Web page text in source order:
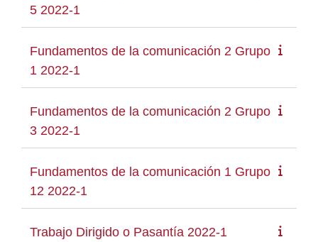
5 2022-1
Fundamentos de la comunicación 2 Grupo
1 2022-1
Fundamentos de la comunicación 2 Grupo
3 2022-1
Fundamentos de la comunicación 1 Grupo
12 2022-1
Trabajo Dirigido o Pasantía 2022-1